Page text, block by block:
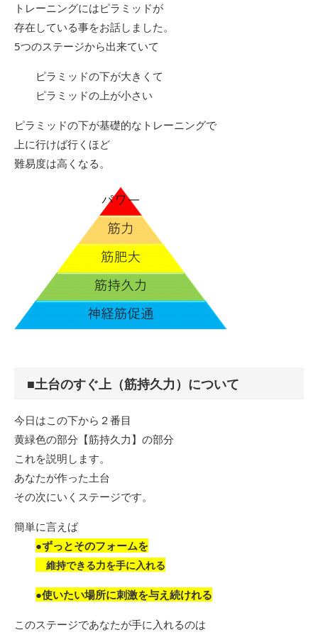
トレーニングにはピラミッドが
存在している事をお話しました。
5つのステージから出来ていて
ピラミッドの下が大きくて
ピラミッドの上が小さい
ピラミッドの下が基礎的なトレーニングで
上に行けば行くほど
難易度は高くなる。
■土台のすぐ上（筋持久力）について
今日はこの下から２番目
黄緑色の部分【筋持久力】の部分
これを説明します。
あなたが作った土台
その次にいくステージです。
簡単に言えば
●ずっとそのフォームを
維持できる力を手に入れる
●使いたい場所に刺激を与え続けれる
このステージであなたが手に入れるのは